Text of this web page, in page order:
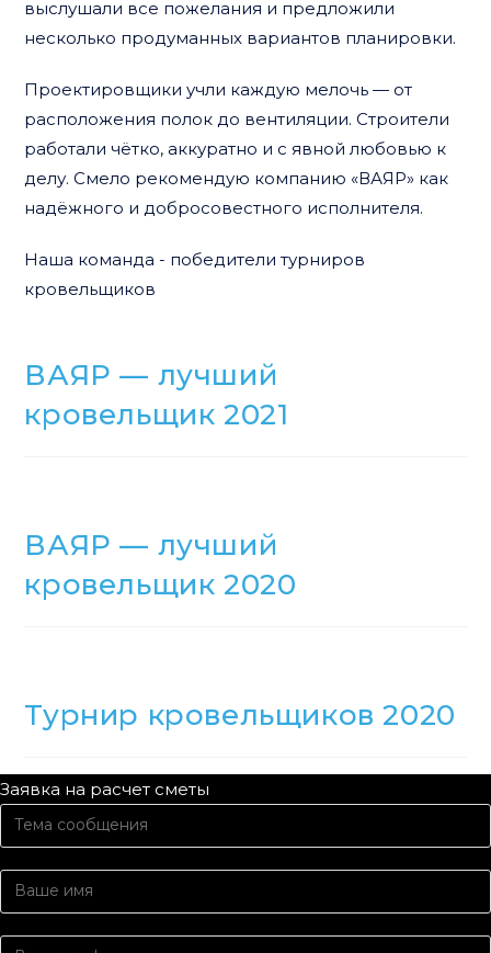
выслушали все пожелания и предложили
несколько продуманных вариантов планировки.
Проектировщики учли каждую мелочь — от
расположения полок до вентиляции. Строители
работали чётко, аккуратно и с явной любовью к
делу. Смело рекомендую компанию «ВАЯР» как
надёжного и добросовестного исполнителя.
Наша команда - победители турниров
кровельщиков
ВАЯР — лучший
кровельщик 2021
ВАЯР — лучший
кровельщик 2020
Турнир кровельщиков 2020
Заявка на расчет сметы